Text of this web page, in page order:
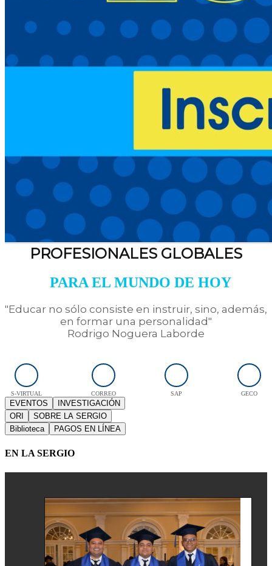
PROFESIONALES GLOBALES
PARA EL MUNDO DE HOY
"Educar no sólo consiste en instruir, sino, además,
en formar una personalidad"
Rodrigo Noguera Laborde
S-VIRTUAL CORREO SAP GECO
EVENTOS
INVESTIGACIÓN
ORI
SOBRE LA SERGIO
Biblioteca
PAGOS EN LÍNEA
EN LA SERGIO